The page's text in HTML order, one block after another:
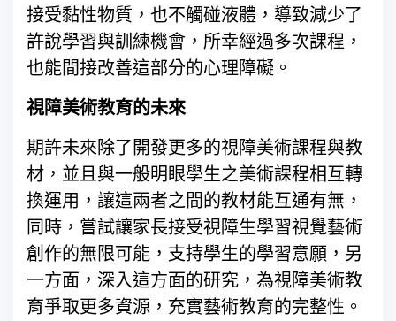
接受黏性物質，也不觸碰液體，導致減少了
許說學習與訓練機會，所幸經過多次課程，
也能間接改善這部分的心理障礙。
視障美術教育的未來
期許未來除了開發更多的視障美術課程與教
材，並且與一般明眼學生之美術課程相互轉
換運用，讓這兩者之間的教材能互通有無，
同時，嘗試讓家長接受視障生學習視覺藝術
創作的無限可能，支持學生的學習意願，另
一方面，深入這方面的研究，為視障美術教
育爭取更多資源，充實藝術教育的完整性。